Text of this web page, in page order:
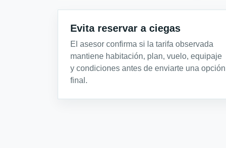
Evita reservar a ciegas
El asesor confirma si la tarifa observada
mantiene habitación, plan, vuelo, equipaje
y condiciones antes de enviarte una opción
final.